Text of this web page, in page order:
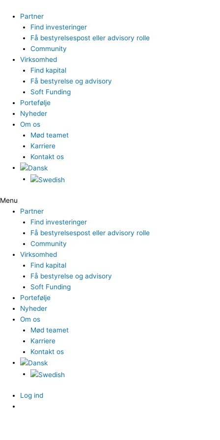
indholdet
Partner
Find investeringer
Få bestyrelsespost eller advisory rolle
Community
Virksomhed
Find kapital
Få bestyrelse og advisory
Soft Funding
Portefølje
Nyheder
Om os
Mød teamet
Karriere
Kontakt os
Menu
Partner
Find investeringer
Få bestyrelsespost eller advisory rolle
Community
Virksomhed
Find kapital
Få bestyrelse og advisory
Soft Funding
Portefølje
Nyheder
Om os
Mød teamet
Karriere
Kontakt os
Log ind